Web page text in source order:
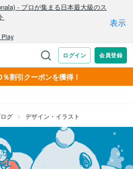
割引クーポンを獲得！
グ デザイン・イラスト